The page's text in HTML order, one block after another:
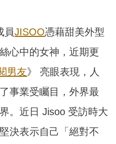
員JISOO憑藉甜美外型
心中的女神，近期更
男友》 亮眼表現，人
事業受矚目，外界最
。近日 Jisoo 受訪時大
決表示自己「絕對不